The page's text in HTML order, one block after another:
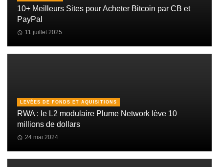
10+ Meilleurs Sites pour Acheter Bitcoin par CB et
PayPal
11 juillet 2025
LEVÉES DE FONDS ET AQUISITIONS
RWA : le L2 modulaire Plume Network lève 10
millions de dollars
24 mai 2024